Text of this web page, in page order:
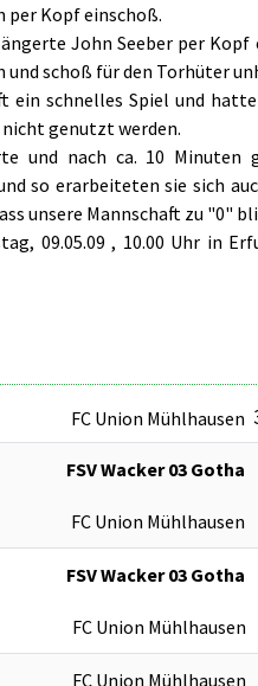
per Kopf einschoß.
John Seeber per
schoß für den Torhüter
ein schnelles Spiel und
genutzt werden.
und nach ca. 10 Minuten
so erarbeiteten sie sich
unsere Mannschaft zu "0"
09.05.09 , 10.00 Uhr in
FC Union Mühlhausen
FSV Wacker 03 Gotha
FC Union Mühlhausen
FSV Wacker 03 Gotha
FC Union Mühlhausen
FC Union Mühlhausen